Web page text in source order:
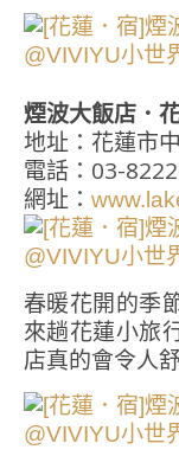
煙波大飯店．
地址：花蓮市
電話：03-
網址：
春暖花開的季
來趟花蓮小旅
店真的會令人